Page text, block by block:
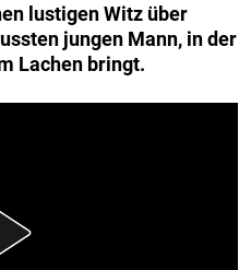
lustigen Witz über
jungen Mann, in der
Lachen bringt.